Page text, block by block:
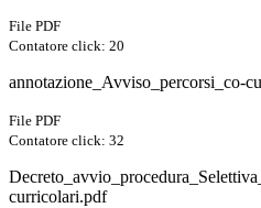
File PDF
Contatore click: 20
annotazione_Avviso_percorsi_co-
File PDF
Contatore click: 32
curricolari.pdf